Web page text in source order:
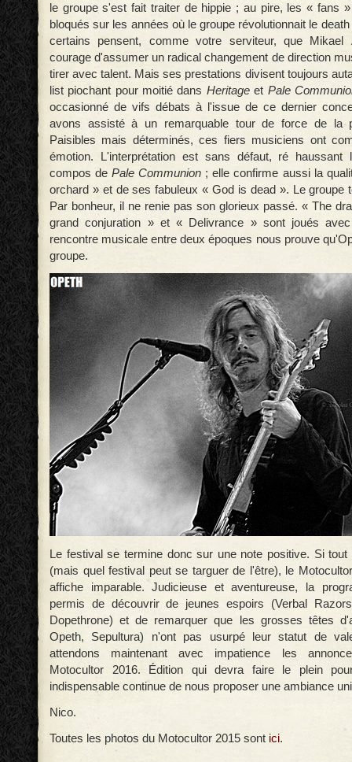
le groupe s'est fait traiter de hippie ; au pire, les « fans
bloqués sur les années où le groupe révolutionnait le
certains pensent, comme votre serviteur, que
courage d'assumer un radical changement de direction
tirer avec talent. Mais ses prestations divisent toujours
list piochant pour moitié dans Heritageet Pale
occasionné de vifs débats à l'issue de ce dernier
avons assisté à un remarquable tour de force de la
Paisibles mais déterminés, ces fiers musiciens ont
émotion. L'interprétation est sans défaut, ré haussant
compos dePale Communion ; elle confirme aussi la
orchard » et de ses fabuleux « God is dead ». Le groupe
Par bonheur, il ne renie pas son glorieux passé. « The
grand conjuration » et « Delivrance » sont joués
rencontre musicale entre deux époques nous prouve
groupe.
Le festival se termine donc sur une note positive. Si
(mais quel festival peut se targuer de l'être), le
affiche imparable. Judicieuse et aventureuse, la
permis de découvrir de jeunes espoirs (Verbal
Dopethrone) et de remarquer que les grosses têtes
Opeth, Sepultura) n'ont pas usurpé leur statut de
attendons maintenant avec impatience les
Motocultor 2016. Édition qui devra faire le plein
indispensable continue de nous proposer une ambiance
Nico.
Toutes les photos du Motocultor 2015 sont ici.